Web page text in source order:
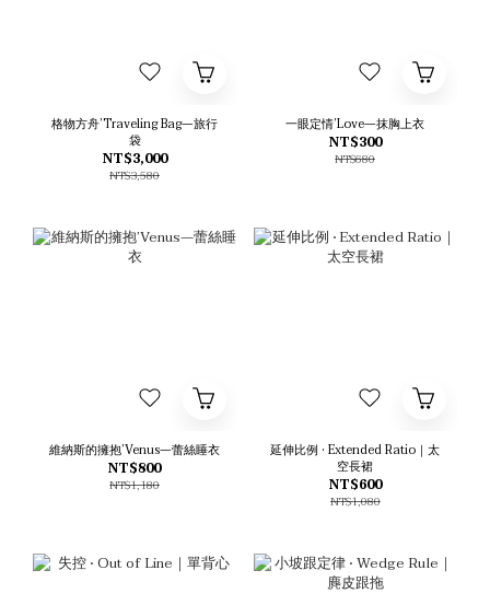
格物方舟’Traveling Bag—旅行
袋
NT$3,000
NT$3,580
一眼定情’Love—抹胸上衣
NT$300
NT$680
維納斯的擁抱’Venus—蕾絲睡衣
NT$800
NT$1,180
延伸比例 • Extended Ratio｜太
空長裙
NT$600
NT$1,080